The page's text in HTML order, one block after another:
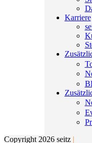
Karriere
Copyright 2026 seitz